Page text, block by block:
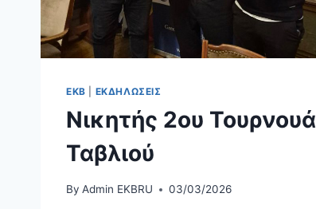
ΕΚΒ ΕΚΔΗΛΩΣΕΙΣ
Νικητής 2ου Τουρνουά
Ταβλιού
By Admin EKBRU 03/03/2026